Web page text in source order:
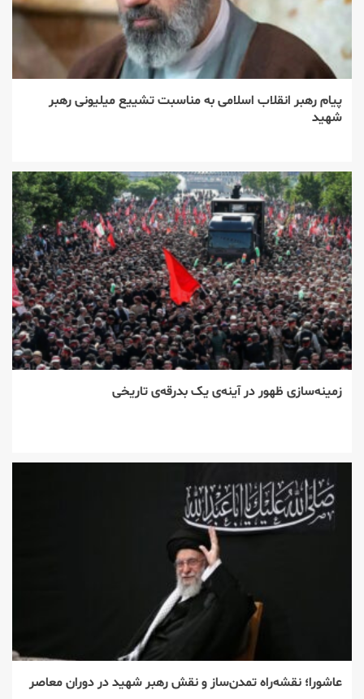
پیام رهبر انقلاب اسلامی به مناسبت تشییع میلیونی رهبر
شهید
زمینه‌سازی ظهور در آینه‌ی یک بدرقه‌ی تاریخی
عاشورا؛ نقشه‌راه تمدن‌ساز و نقش رهبر شهید در دوران معاصر